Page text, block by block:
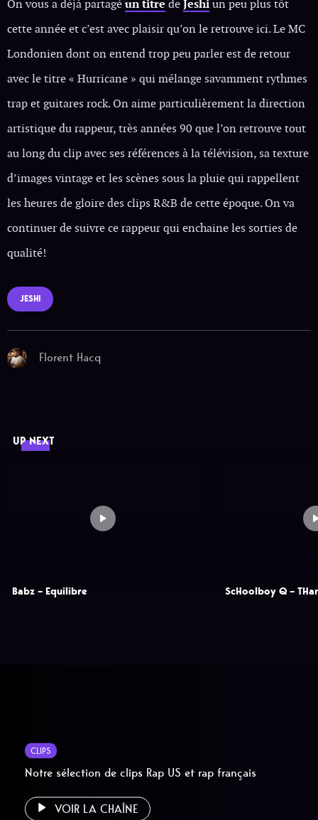
On vous a déjà partagéun titre deJeshiun peu plus tôt
cette année et c’est avec plaisir qu’on le retrouve ici. Le MC
Londonien dont on entend trop peu parler est de retour
avec le titre « Hurricane » qui mélange savamment rythmes
trap et guitares rock. On aime particulièrement la direction
artistique du rappeur, très années 90 que l’on retrouve tout
au long du clip avec ses références à la télévision, sa texture
d’images vintage et les scènes sous la pluie qui rappellent
les heures de gloire des clips R&B de cette époque. On va
continuer de suivre ce rappeur qui enchaine les sorties de
qualité!
JESHI
Florent Hacq
UP NEXT
Babz – Equilibre ScHoolboy Q –
CLIPS
Notre sélection de clips Rap US et rap français
VOIR LA CHAÎNE